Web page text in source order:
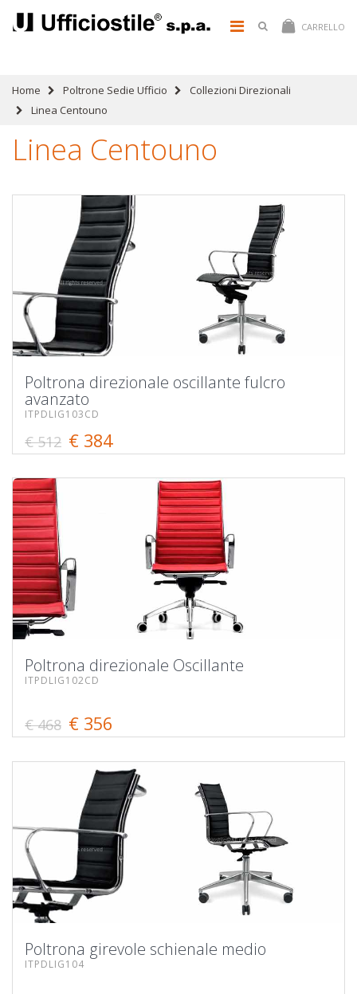
CARRELLO
Home Poltrone Sedie Ufficio
Collezioni Direzionali
Linea Centouno
Linea Centouno
Poltrona direzionale oscillante fulcro
avanzato
ITPDLIG103CD
€ 512 € 384
Poltrona direzionale Oscillante
ITPDLIG102CD
€ 468 € 356
Poltrona girevole schienale medio
ITPDLIG104